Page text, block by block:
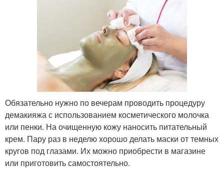
Обязательно нужно по вечерам проводить процедуру
демакияжа с использованием косметического молочка
или пенки. На очищенную кожу наносить питательный
крем. Пару раз в неделю хорошо делать маски от темных
кругов под глазами. Их можно приобрести в магазине
или приготовить самостоятельно.